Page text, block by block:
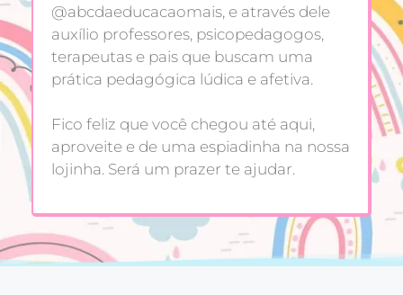
@abcdaeducacaomais, e através dele
auxílio professores, psicopedagogos,
terapeutas e pais que buscam uma
prática pedagógica lúdica e afetiva.
Fico feliz que você chegou até aqui,
aproveite e de uma espiadinha na nossa
lojinha. Será um prazer te ajudar.